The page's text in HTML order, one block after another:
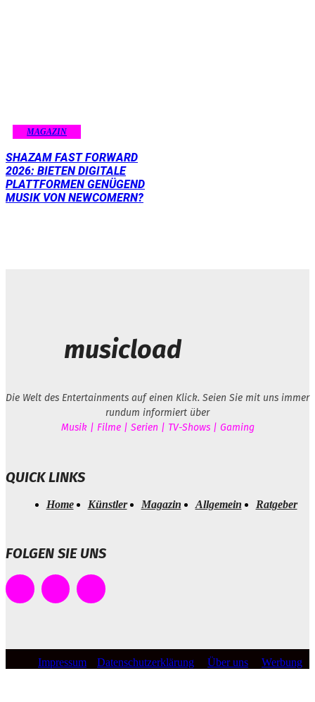
MAGAZIN
SHAZAM FAST FORWARD
2026: BIETEN DIGITALE
PLATTFORMEN GENÜGEND
MUSIK VON NEWCOMERN?
musicload
Die Welt des Entertainments auf einen Klick. Seien Sie mit uns immer
rundum informiert über
Musik | Filme | Serien | TV-Shows | Gaming
QUICK LINKS
Home Künstler Magazin Allgemein Ratgeber
FOLGEN SIE UNS
Impressum Datenschutzerklärung Über uns Werbung